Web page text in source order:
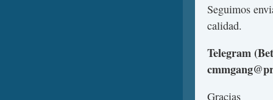
Seguimos
calidad.
Telegram
Gracias